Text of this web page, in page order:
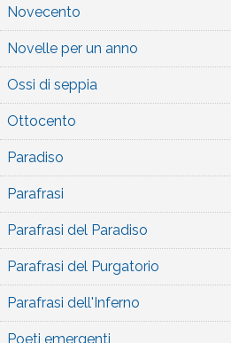
Novecento
Novelle per un anno
Ossi di seppia
Ottocento
Paradiso
Parafrasi
Parafrasi del Paradiso
Parafrasi del Purgatorio
Parafrasi dell'Inferno
Poeti emergenti